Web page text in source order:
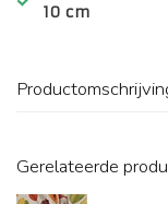
10 cm
Gerelateerde